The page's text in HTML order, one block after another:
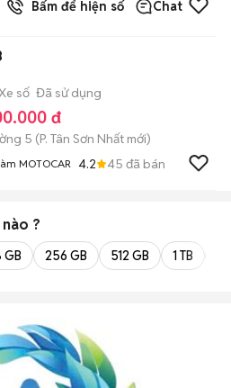
3đã bán
Bấm để hiện số Chat
số Đã sử dụng
đ
5 (P. Tân Sơn Nhất mới)
MOTOCAR 4.2 45 đã bán
nào ?
GB 256 GB 512 GB 1 TB